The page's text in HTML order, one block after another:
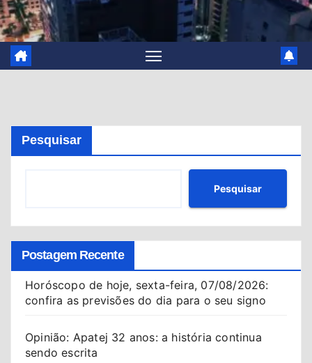
Pesquisar
Pesquisar
Postagem Recente
Horóscopo de hoje, sexta-feira, 07/08/2026:
confira as previsões do dia para o seu signo
Opinião: Apatej 32 anos: a história continua
sendo escrita